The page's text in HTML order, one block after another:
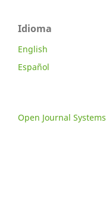
Idioma
English
Español
Open Journal Systems